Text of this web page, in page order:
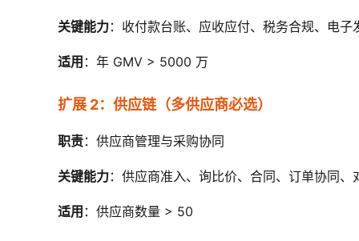
关键能力：收付款台账、应收应付、税务合规、电子
适用 ：年 GMV > 5000 万
扩展 2：供应链（多供应商必选）
职责：供应商管理与采购协同
关键能力：供应商准入、询比价、合同、订单协同、
适用 ：供应商数量 > 50